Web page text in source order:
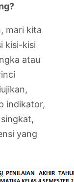
mari kita
kisi-kisi
atau
indikator,
yang